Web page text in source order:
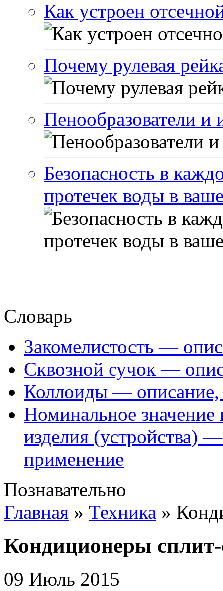
Как устроен
Почему рулевая
Пенообразователи и
Безопасность в
протечек воды в
Словарь
Закомелистость —
Сквозной сучок —
Коллоиды — описание,
Номинальное значение
изделия (устройства)
применение
Познавательно
Главная » Техника »
Кондиционеры сплит-
09 Июль 2015